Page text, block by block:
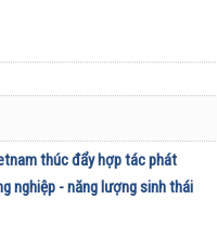
thúc đẩy hợp tác phát
nghiệp - năng lượng sinh thái